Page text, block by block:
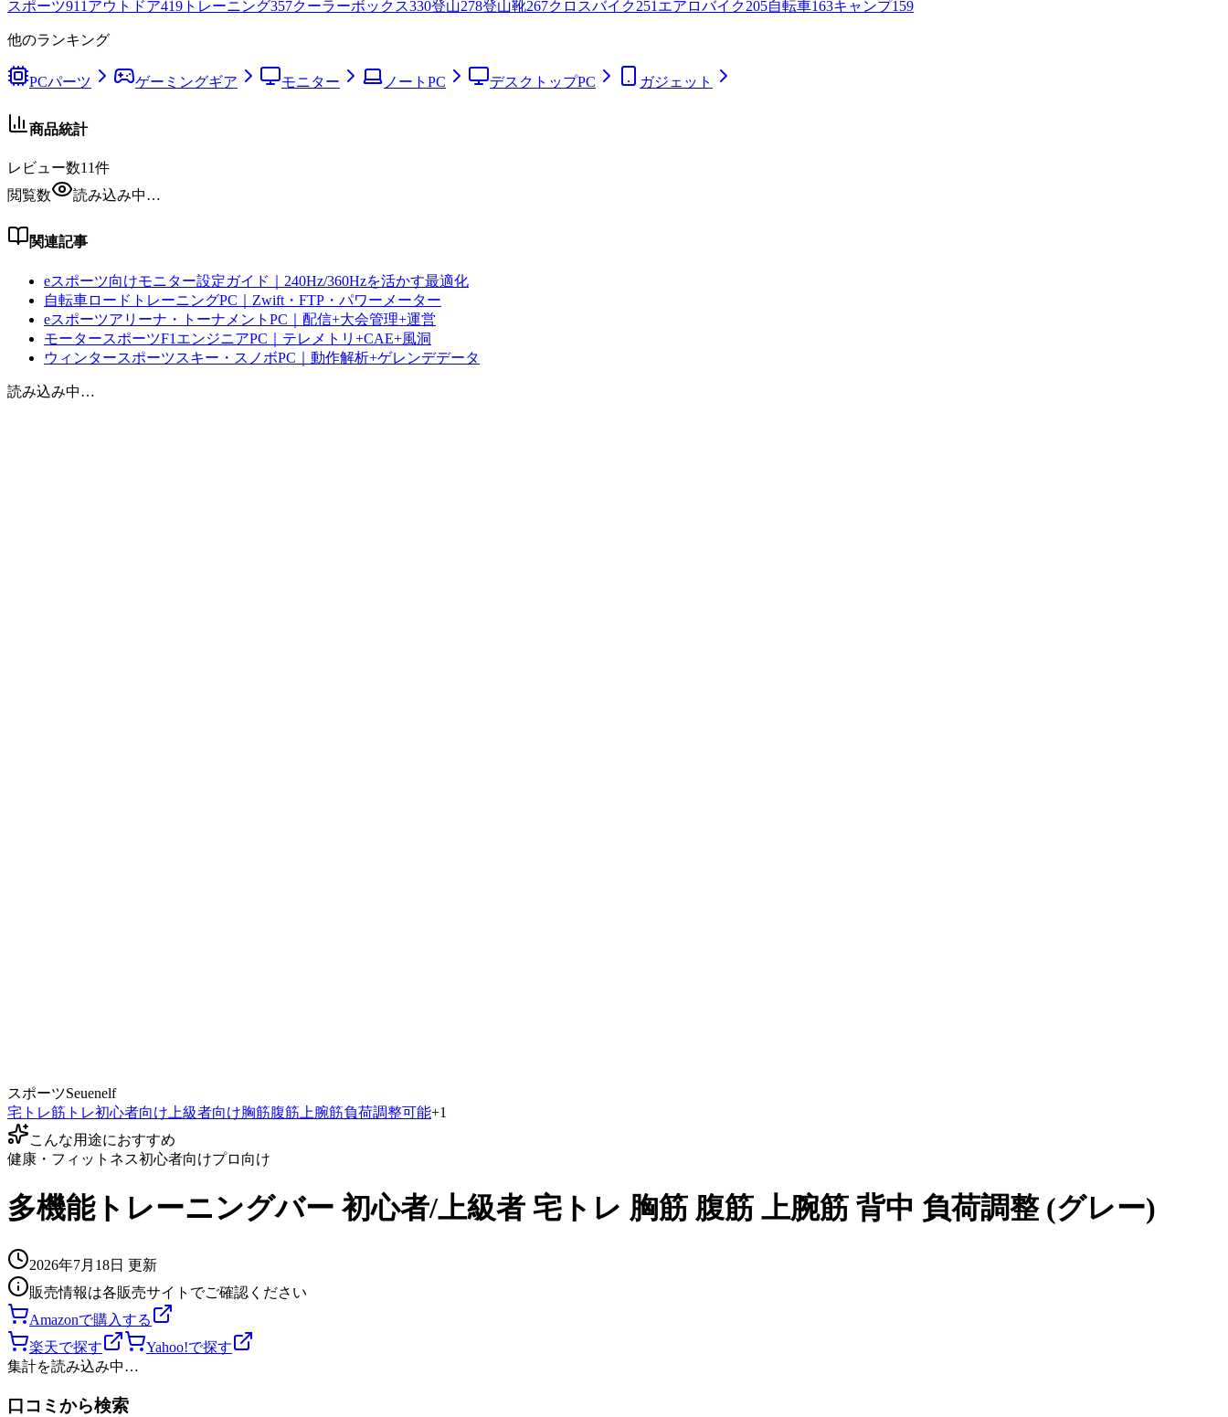
スポーツ911アウトドア419 トレーニング357クーラーボックス330登山278登山靴267クロスバイク251エアロバイク205自転車163キャンプ159
他のランキング
PCパーツ ゲーミングギア モニター ノートPC デスクトップPC ガジェット
商品統計
レビュー数11件
閲覧数
読み込み中…
関連記事
eスポーツ向けモニター設定ガイド｜240Hz/360Hzを活かす最適化
自転車ロードトレーニングPC｜Zwift・FTP・パワーメーター
eスポーツアリーナ・トーナメントPC｜配信+大会管理+運営
モータースポーツF1エンジニアPC｜テレメトリ+CAE+風洞
ウィンタースポーツスキー・スノボPC｜動作解析+ゲレンデデータ
読み込み中…
スポーツSeuenelf
宅トレ筋トレ初心者向け 上級者向け胸筋腹筋 上腕筋負荷調整可能+1
こんな用途におすすめ
健康・フィットネス初心者向けプロ向け
多機能トレーニングバー 初心者/上級者 宅トレ 胸筋 腹筋 上腕筋 背中 負荷調整 (グレー)
2026年7月18日 更新
販売情報は各販売サイトでご確認ください
Amazonで購入する
楽天で探す
Yahoo!で探す
集計を読み込み中…
口コミから検索